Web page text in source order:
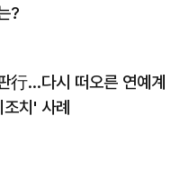
?
行…다시 떠오른 연예계
치' 사례